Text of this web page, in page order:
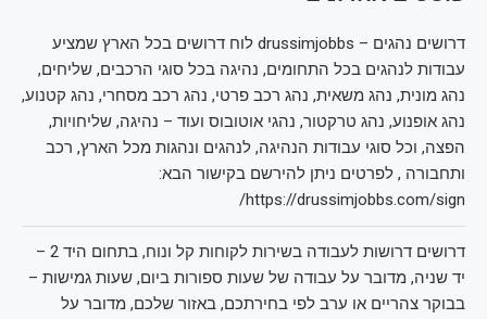
דרושים נהגים – drussimjobbs לוח דרושים בכל הארץ שמציע
עבודות לנהגים בכל התחומים, נהיגה בכל סוגי הרכבים, שליחים,
נהג מונית, נהג משאית, נהג רכב פרטי, נהג רכב מסחרי, נהג קטנוע,
נהג אופנוע, נהג טרקטור, נהגי אוטובוס ועוד – נהיגה, שליחויות,
הפצה, וכל סוגי עבודות הנהיגה, לנהגים ונהגות מכל הארץ, רכב
ותחבורה , לפרטים ניתן להירשם בקישור הבא:
https://drussimjobbs.com/sign/
דרושים דרושות לעבודה בשירות לקוחות קל ונוח, בתחום היד 2 –
יד שניה, מדובר על עבודה של שעות ספורות ביום, שעות גמישות –
בבוקר צהריים או ערב לפי בחירתכם, באזור שלכם, מדובר על